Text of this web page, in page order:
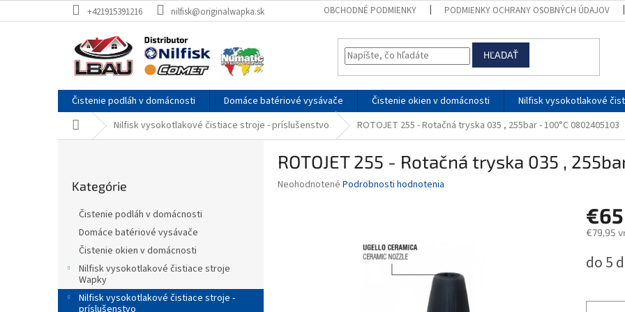
na
+421915391216 nilfisk@originalwapka.sk OBCHODNÉ PODMIENKY PODMIENKY OCHRANY OSOBNÝCH ÚDAJOV
HĽADAŤ
Čistenie podláh v domácnosti Domáce batériové vysávače Čistenie okien v domácnosti Nilfisk vysokotlakové
DomovNilfisk vysokotlakové čistiace stroje - príslušenstvo ROTOJET 255 - Rotačná tryska 035 , 255bar - 100°C 0802405103
l
kategórie
Kategórie
Čistenie podláh v domácnosti
Domáce batériové vysávače
Čistenie okien v domácnosti
Nilfisk vysokotlakové čistiace stroje
Wapky
Nilfisk vysokotlakové čistiace stroje -
príslušenstvo
ROTOJET 255 - Rotačná tryska 035 ,
Priemerné
Neohodnotené Podrobnosti hodnotenia
€65
€79,95
cena:
do 5